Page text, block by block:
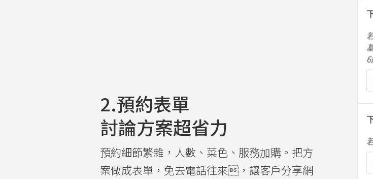
2.預約表單
討論方案超省力
預約細節繁雜，人數、菜色、服務加購。把方
案做成表單，免去電話往來，讓客戶分享網